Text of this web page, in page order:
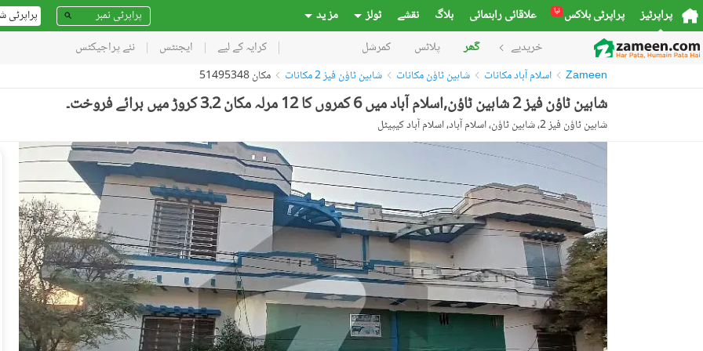
پراپرٹیز پراپرٹی بلاکس نیا علاقائی راہنمائی بلاگ نقشے ٹولز مز ید پراپرٹی
خریدیے گھر پلاٹس کمرشل کرایہ کے لیے ایجنٹس نئے پراجیکٹس
Zameen اسلام آباد مکانات شاہین ٹاؤن مکانات شاہین ٹاؤن فیز 2 مکانات مکان 51495348
شاہین ٹاؤن فیز 2 شاہین ٹاؤن,اسلام آباد میں 6 کمروں کا 12 مرلہ مکان 3.2 کروڑ میں برائے فروخت۔
شاہین ٹاؤن فیز 2، شاہین ٹاؤن، اسلام آباد، اسلام آباد کیپیٹل